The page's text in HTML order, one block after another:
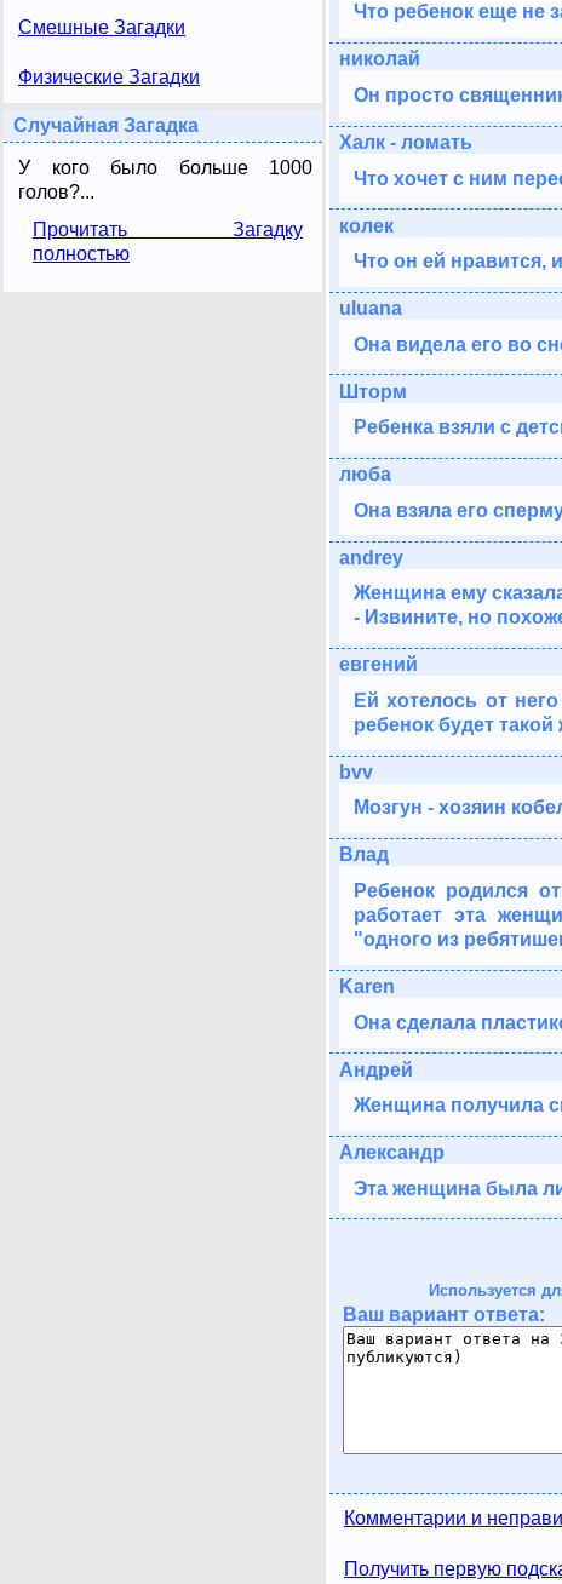
Смешные Загадки
Физические Загадки
Случайная Загадка
У кого было больше 1000
голов?...
Прочитать Загадку
полностью
Что ребенок еще не
николай
Он просто
Халк - ломать
Что хочет с ним
колек
Что он ей нравится,
uluana
Она видела его во
Шторм
Ребенка взяли с
люба
Она взяла его
andrey
Женщина ему
- Извините, но
евгений
Ей хотелось от
ребенок будет
bvv
Мозгун - хозяин
Влад
Ребенок родился
работает эта
"одного из
Karen
Она сделала
Андрей
Женщина получила
Александр
Эта женщина была
Используется
Ваш вариант ответа:
Комментарии и
Получить первую